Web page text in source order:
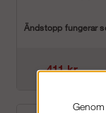
Ändstopp fungerar
411 kr